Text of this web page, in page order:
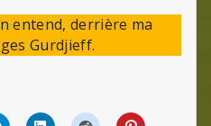
entend, derrière ma
Gurdjieff.